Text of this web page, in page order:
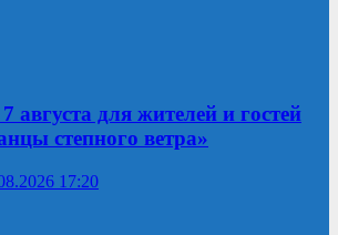
августа для жителей и гостей
степного ветра»
17:20